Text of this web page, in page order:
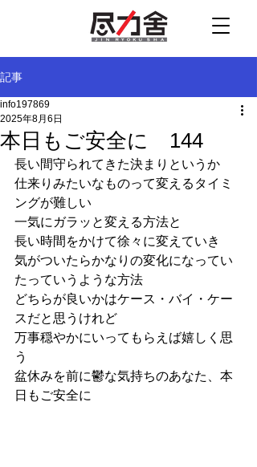
記事
本日もご安全に 144
info197869
2025年8月6日
長い間守られてきた決まりというか
仕来りみたいなものって変えるタイミ
ングが難しい
一気にガラッと変える方法と
長い時間をかけて徐々に変えていき
気がついたらかなりの変化になってい
たっていうような方法
どちらが良いかはケース・バイ・ケー
スだと思うけれど
万事穏やかにいってもらえば嬉しく思
う
盆休みを前に鬱な気持ちのあなた、本
日もご安全に